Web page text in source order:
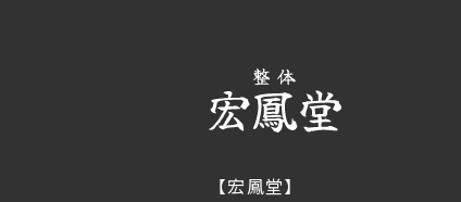
【宏鳳堂】